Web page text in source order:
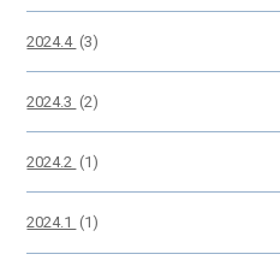
2024.4 (3)
2024.3 (2)
2024.2 (1)
2024.1 (1)